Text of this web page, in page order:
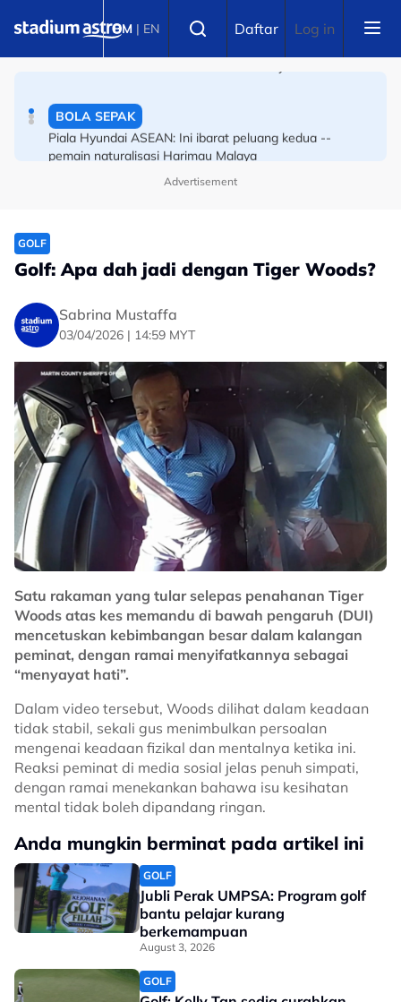
BM | EN Daftar Log in
Piala Hyundai ASEAN: Wan Kuzain terharu akhirnya
Piala Hyundai ASEAN: Ini ibarat peluang kedua --
pemain naturalisasi Harimau Malaya
Advertisement
GOLF
Golf: Apa dah jadi dengan Tiger Woods?
Sabrina Mustaffa
03/04/2026 | 14:59 MYT
Satu rakaman yang tular selepas penahanan Tiger
Woods atas kes memandu di bawah pengaruh (DUI)
mencetuskan kebimbangan besar dalam kalangan
peminat, dengan ramai menyifatkannya sebagai
“menyayat hati”.
Dalam video tersebut, Woods dilihat dalam keadaan
tidak stabil, sekali gus menimbulkan persoalan
mengenai keadaan fizikal dan mentalnya ketika ini.
Reaksi peminat di media sosial jelas penuh simpati,
dengan ramai menekankan bahawa isu kesihatan
mental tidak boleh dipandang ringan.
Anda mungkin berminat pada artikel ini
GOLF
Jubli Perak UMPSA: Program golf
bantu pelajar kurang
berkemampuan
August 3, 2026
GOLF